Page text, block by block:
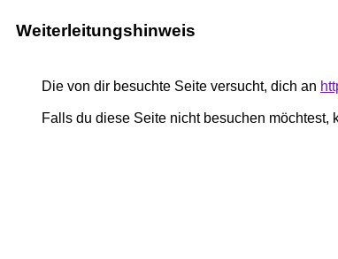
Weiterleitungshinweis
Die von dir besuchte Seite versucht, dich an
Falls du diese Seite nicht besuchen möchtest,